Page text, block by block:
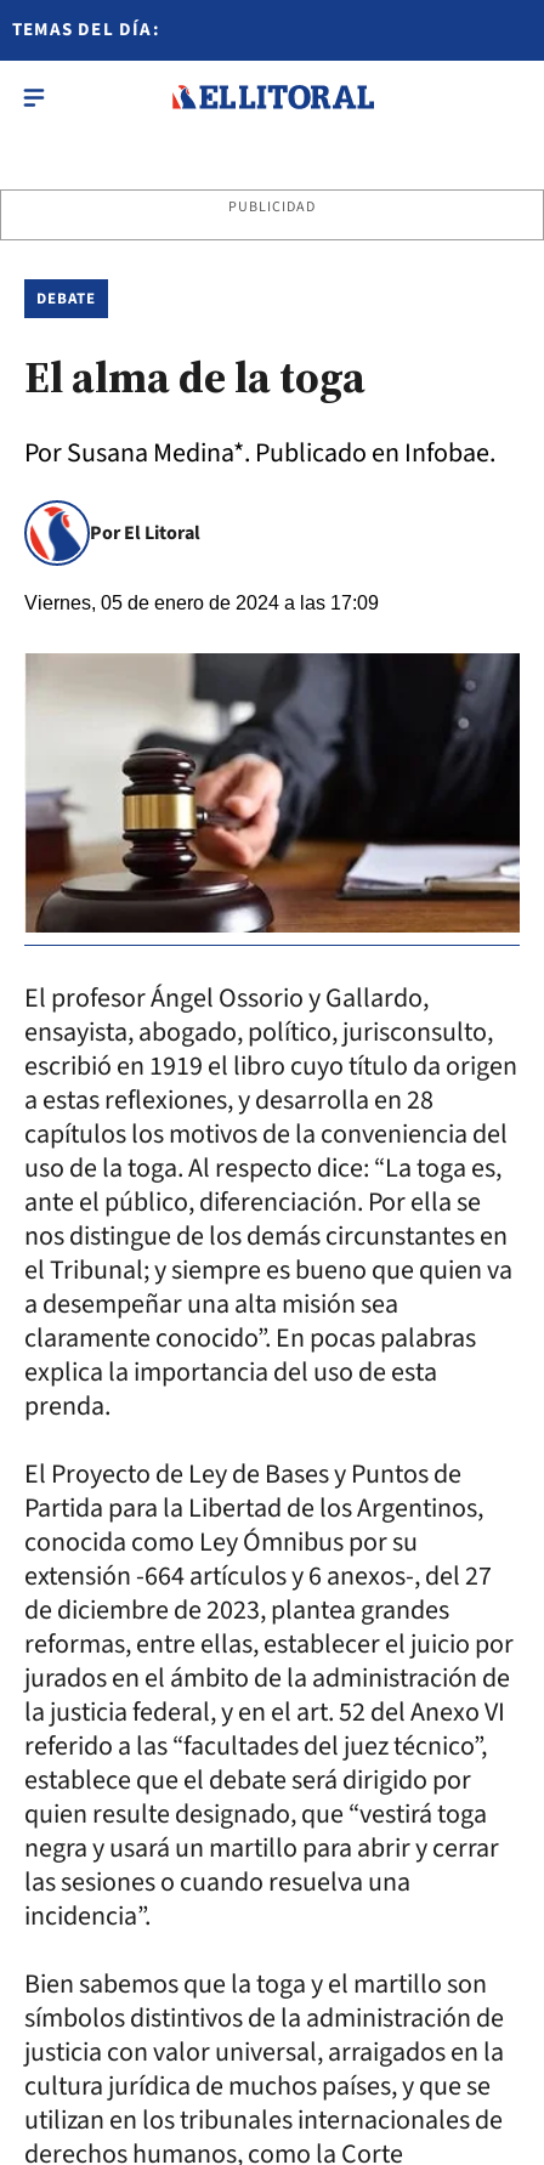
TEMAS DEL DÍA:
PUBLICIDAD
DEBATE
El alma de la toga
Por Susana Medina*. Publicado en Infobae.
Por El Litoral
Viernes, 05 de enero de 2024 a las 17:09
El profesor Ángel Ossorio y Gallardo,
ensayista, abogado, político, jurisconsulto,
escribió en 1919 el libro cuyo título da origen
a estas reflexiones, y desarrolla en 28
capítulos los motivos de la conveniencia del
uso de la toga. Al respecto dice: “La toga es,
ante el público, diferenciación. Por ella se
nos distingue de los demás circunstantes en
el Tribunal; y siempre es bueno que quien va
a desempeñar una alta misión sea
claramente conocido”. En pocas palabras
explica la importancia del uso de esta
prenda.
El Proyecto de Ley de Bases y Puntos de
Partida para la Libertad de los Argentinos,
conocida como Ley Ómnibus por su
extensión -664 artículos y 6 anexos-, del 27
de diciembre de 2023, plantea grandes
reformas, entre ellas, establecer el juicio por
jurados en el ámbito de la administración de
la justicia federal, y en el art. 52 del Anexo VI
referido a las “facultades del juez técnico”,
establece que el debate será dirigido por
quien resulte designado, que “vestirá toga
negra y usará un martillo para abrir y cerrar
las sesiones o cuando resuelva una
incidencia”.
Bien sabemos que la toga y el martillo son
símbolos distintivos de la administración de
justicia con valor universal, arraigados en la
cultura jurídica de muchos países, y que se
utilizan en los tribunales internacionales de
derechos humanos, como la Corte